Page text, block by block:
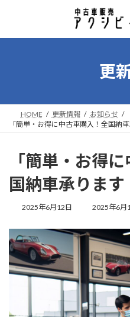
ン
ー
更
HOME 更新情報
お知らせ
「簡単・お得に中古車購入！全国納車
「簡単・お得
国納車承ります
2025年6月12日
最
新
時
:
2025年6月